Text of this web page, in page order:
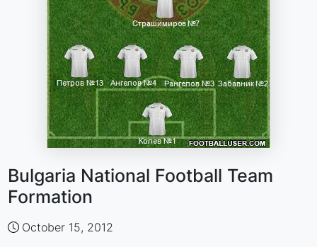
Bulgaria National Football Team
Formation
October 15, 2012